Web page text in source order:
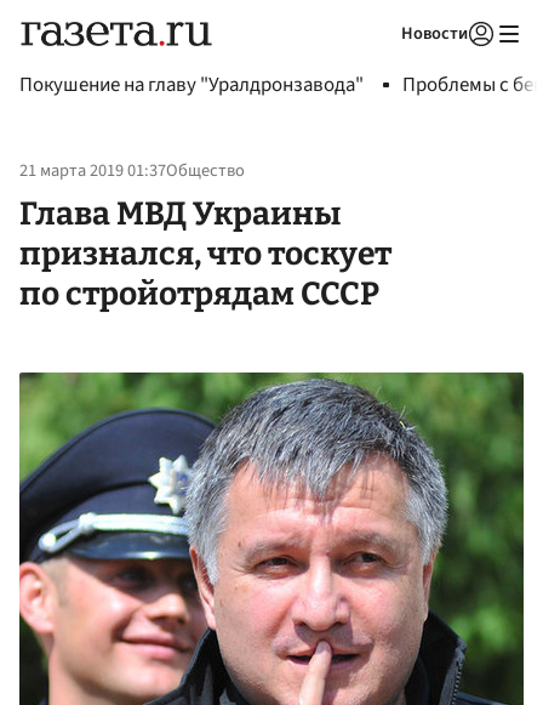
Новости
Покушение на главу "Уралдронзавода" Проблемы с
21 марта 2019 01:37Общество
Глава МВД Украины
признался, что тоскует
по стройотрядам СССР